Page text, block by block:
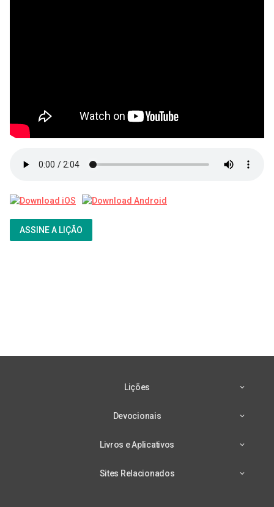
ASSINE A LIÇÃO
Lições
Devocionais
Livros e Aplicativos
Sites Relacionados